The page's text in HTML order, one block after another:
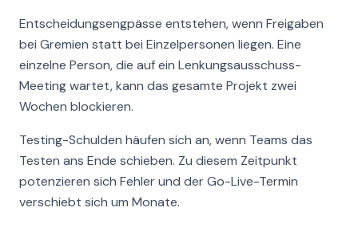
Entscheidungsengpässe entstehen, wenn Freigaben
bei Gremien statt bei Einzelpersonen liegen. Eine
einzelne Person, die auf ein Lenkungsausschuss-
Meeting wartet, kann das gesamte Projekt zwei
Wochen blockieren.
Testing-Schulden häufen sich an, wenn Teams das
Testen ans Ende schieben. Zu diesem Zeitpunkt
potenzieren sich Fehler und der Go-Live-Termin
verschiebt sich um Monate.